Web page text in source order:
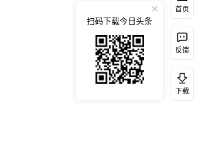
首页
反馈
下载
扫码下载今日头条